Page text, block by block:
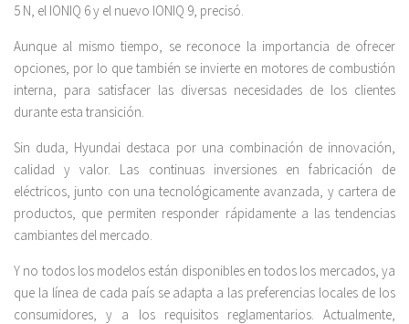
5 N, el IONIQ 6 y el nuevo IONIQ 9, precisó.
Aunque al mismo tiempo, se reconoce la importancia de ofrecer
opciones, por lo que también se invierte en motores de combustión
interna, para satisfacer las diversas necesidades de los clientes
durante esta transición.
Sin duda, Hyundai destaca por una combinación de innovación,
calidad y valor. Las continuas inversiones en fabricación de
eléctricos, junto con una tecnológicamente avanzada, y cartera de
productos, que permiten responder rápidamente a las tendencias
cambiantes del mercado.
Y no todos los modelos están disponibles en todos los mercados, ya
que la línea de cada país se adapta a las preferencias locales de los
consumidores, y a los requisitos reglamentarios. Actualmente,